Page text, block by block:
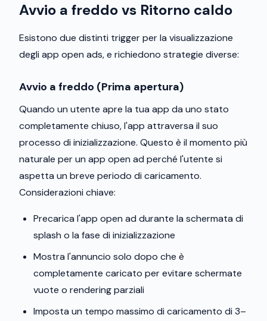
Avvio a freddo vs Ritorno caldo
Esistono due distinti trigger per la visualizzazione
degli app open ads, e richiedono strategie diverse:
Avvio a freddo (Prima apertura)
Quando un utente apre la tua app da uno stato
completamente chiuso, l'app attraversa il suo
processo di inizializzazione. Questo è il momento più
naturale per un app open ad perché l'utente si
aspetta un breve periodo di caricamento.
Considerazioni chiave:
Precarica l'app open ad durante la schermata di
splash o la fase di inizializzazione
Mostra l'annuncio solo dopo che è
completamente caricato per evitare schermate
vuote o rendering parziali
Imposta un tempo massimo di caricamento di 3–